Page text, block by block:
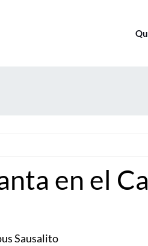
en el
Sausalito